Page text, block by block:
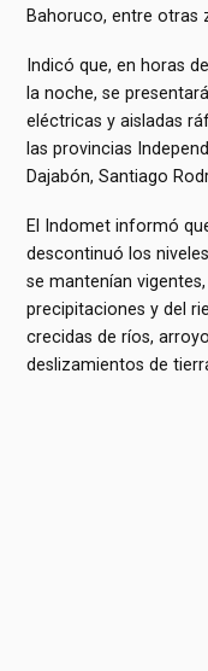
Bahoruco, entre otras
Indicó que, en horas
la noche, se
eléctricas y aisladas
las provincias
Dajabón, Santiago
El Indomet informó
descontinuó los
se mantenían
precipitaciones y del
crecidas de ríos,
deslizamientos de